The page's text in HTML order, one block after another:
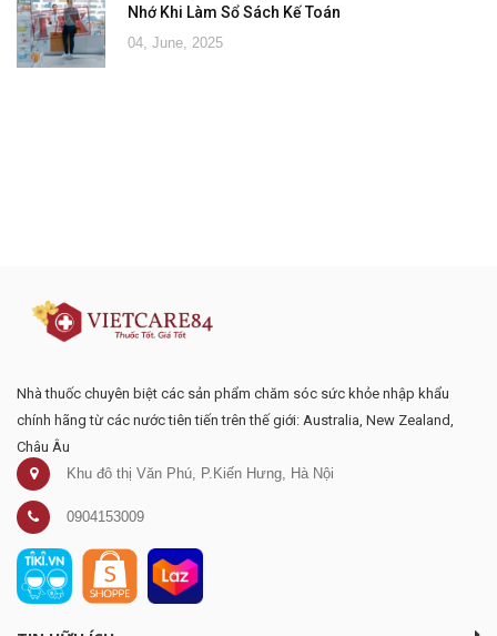
Nhớ Khi Làm Sổ Sách Kế Toán
04, June, 2025
Nhà thuốc chuyên biệt các sản phẩm chăm sóc sức khỏe nhập khẩu
chính hãng từ các nước tiên tiến trên thế giới: Australia, New Zealand,
Châu Âu
Khu đô thị Văn Phú, P.Kiến Hưng, Hà Nội
0904153009